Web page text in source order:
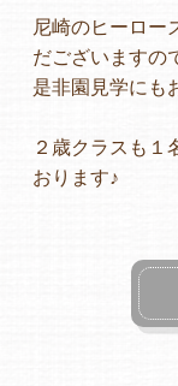
尼崎のヒーロー
だございますの
是非園見学にも
２歳クラスも１
おります♪